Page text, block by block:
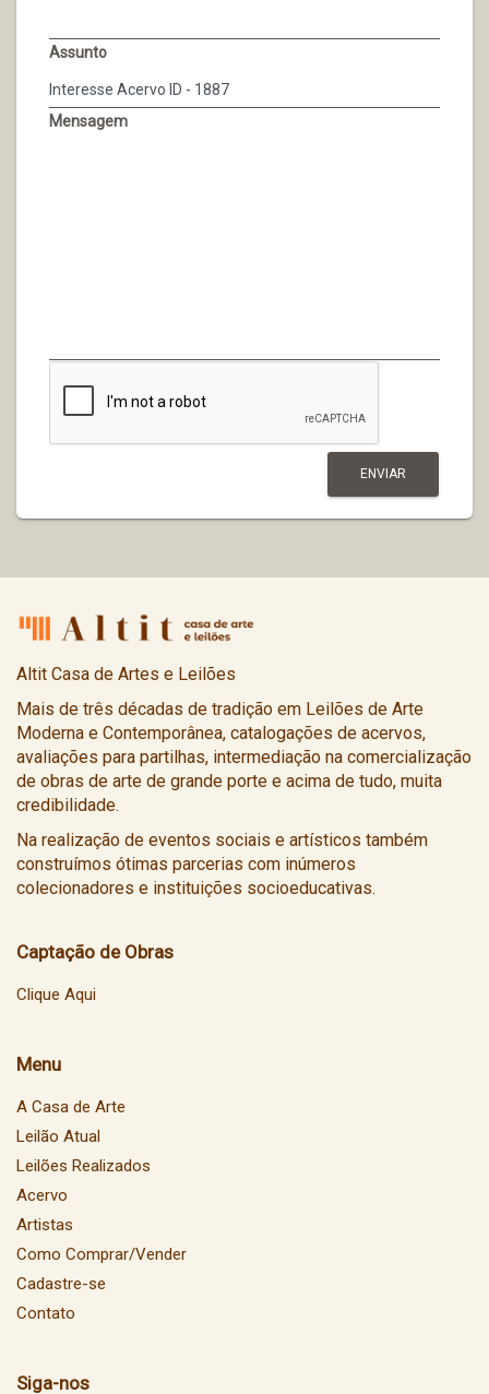
Assunto
Mensagem
Altit Casa de Artes e Leilões
Mais de três décadas de tradição em Leilões de Arte
Moderna e Contemporânea, catalogações de acervos,
avaliações para partilhas, intermediação na comercialização
de obras de arte de grande porte e acima de tudo, muita
credibilidade.
Na realização de eventos sociais e artísticos também
construímos ótimas parcerias com inúmeros
colecionadores e instituições socioeducativas.
Captação de Obras
Clique Aqui
Menu
A Casa de Arte
Leilão Atual
Leilões Realizados
Acervo
Artistas
Como Comprar/Vender
Cadastre-se
Contato
Siga-nos